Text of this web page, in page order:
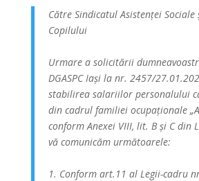
Către Sindicatul Asistenței
Copilului
Urmare a solicitării
DGASPC Iași la nr. 2457/
stabilirea salariilor personalului
din cadrul familiei ocupaționale
conform Anexei VIII, lit. B și C din
vă comunicăm următoarele:
1. Conform art.11 al Legii-cadru